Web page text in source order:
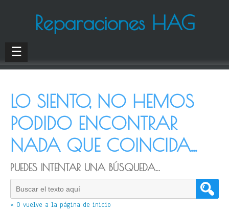
Reparaciones HAG
☰
LO SIENTO, NO HEMOS
PODIDO ENCONTRAR
NADA QUE COINCIDA...
PUEDES INTENTAR UNA BÚSQUEDA...
« O vuelve a la página de inicio